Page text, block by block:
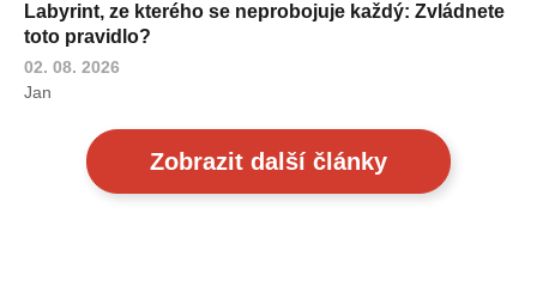
Labyrint, ze kterého se neprobojuje každý: Zvládnete
toto pravidlo?
02. 08. 2026
Jan
Zobrazit další články